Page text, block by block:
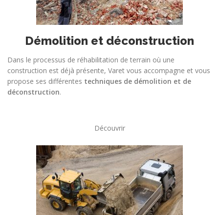
Démolition et déconstruction
Dans le processus de réhabilitation de terrain où une
construction est déjà présente, Varet vous accompagne et vous
propose ses différentes techniques de démolition et de
déconstruction.
Découvrir